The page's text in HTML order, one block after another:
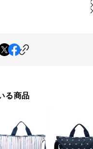
る商品